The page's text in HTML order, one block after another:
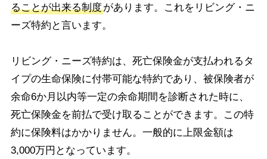
ることが出来る制度があります。これをリビング・ニ
ーズ特約と言います。
リビング・ニーズ特約は、死亡保険金が支払われるタ
イプの生命保険に付帯可能な特約であり、被保険者が
余命6か月以内等一定の余命期間を診断された時に、
死亡保険金を前払で受け取ることができます。この特
約に保険料はかかりません。一般的に上限金額は
3,000万円となっています。